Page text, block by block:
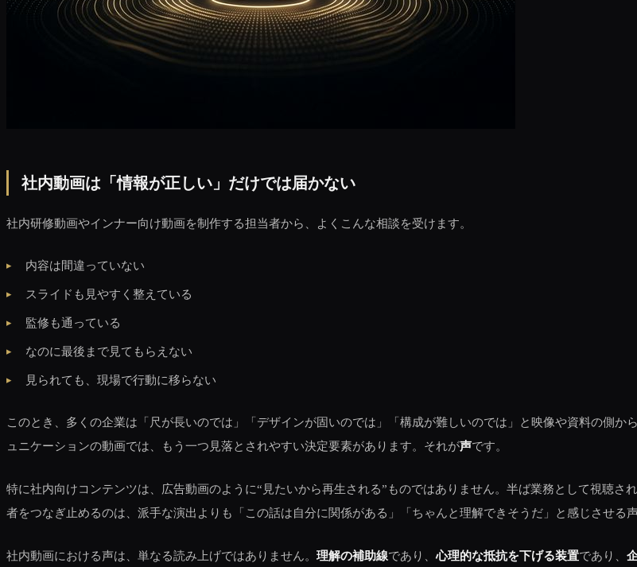
社内動画は「情報が正しい」だけでは届かない
社内研修動画やインナー向け動画を制作する担当者から、よくこんな相談を受けます。
内容は間違っていない
スライドも見やすく整えている
監修も通っている
なのに最後まで見てもらえない
見られても、現場で行動に移らない
このとき、多くの企業は「尺が長いのでは」「デザインが固いのでは」「構成が難しいのでは」と映像や資料の側
ュニケーションの動画では、もう一つ見落とされやすい決定要素があります。それが声です。
特に社内向けコンテンツは、広告動画のように“見たいから再生される”ものではありません。半ば業務として視聴
者をつなぎ止めるのは、派手な演出よりも「この話は自分に関係がある」「ちゃんと理解できそうだ」と感じさせる声
社内動画における声は、単なる読み上げではありません。 理解の補助線であり、心理的な抵抗を下げる装置であり、